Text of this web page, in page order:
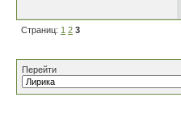
Страниц: 1 2 3
Перейти